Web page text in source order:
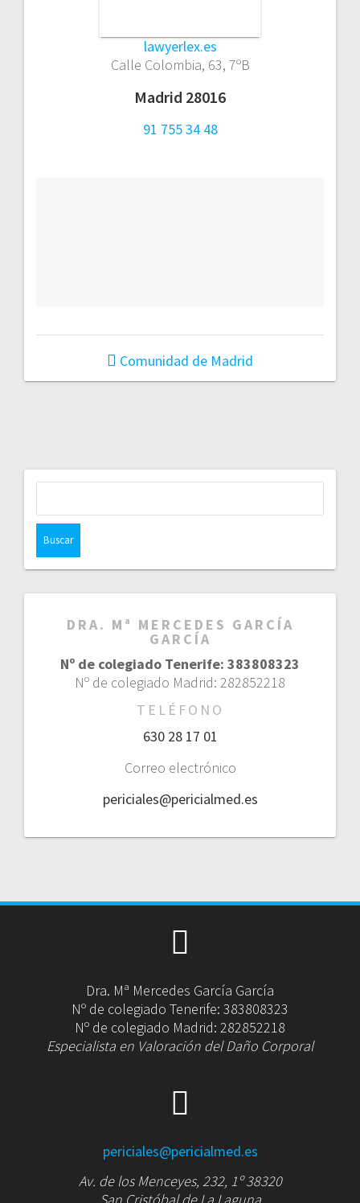
lawyerlex.es
Calle Colombia, 63, 7ºB
Madrid 28016
91 755 34 48
Comunidad de Madrid
DRA. Mª MERCEDES GARCÍA
GARCÍA
Nº de colegiado Tenerife: 383808323
Nº de colegiado Madrid: 282852218
TELÉFONO
630 28 17 01
Correo electrónico
periciales@pericialmed.es
Dra. Mª Mercedes García García
Nº de colegiado Tenerife: 383808323
Nº de colegiado Madrid: 282852218
Especialista en Valoración del Daño Corporal
periciales@pericialmed.es
Av. de los Menceyes, 232, 1º 38320